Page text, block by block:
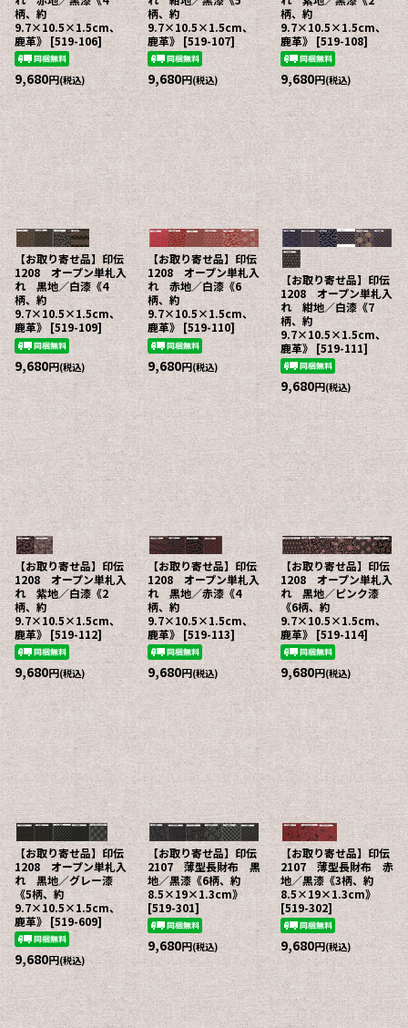
柄、約
9.7×10.5×1.5cm、
鹿革》 [519-106]
9,680円(税込)
柄、約
9.7×10.5×1.5cm、
鹿革》 [519-107]
9,680円(税込)
柄、約
9.7×10.5×1.5cm、
鹿革》 [519-108]
9,680円(税込)
【お取り寄せ品】印伝
1208 オープン単札入
れ 黒地／白漆《4
柄、約
9.7×10.5×1.5cm、
鹿革》 [519-109]
9,680円(税込)
【お取り寄せ品】印伝
1208 オープン単札入
れ 赤地／白漆《6
柄、約
9.7×10.5×1.5cm、
鹿革》 [519-110]
9,680円(税込)
【お取り寄せ品】印伝
1208 オープン単札入
れ 紺地／白漆《7
柄、約
9.7×10.5×1.5cm、
鹿革》 [519-111]
9,680円(税込)
【お取り寄せ品】印伝
1208 オープン単札入
れ 紫地／白漆《2
柄、約
9.7×10.5×1.5cm、
鹿革》 [519-112]
9,680円(税込)
【お取り寄せ品】印伝
1208 オープン単札入
れ 黒地／赤漆《4
柄、約
9.7×10.5×1.5cm、
鹿革》 [519-113]
9,680円(税込)
【お取り寄せ品】印伝
1208 オープン単札入
れ 黒地／ピンク漆
《6柄、約
9.7×10.5×1.5cm、
鹿革》 [519-114]
9,680円(税込)
【お取り寄せ品】印伝
1208 オープン単札入
れ 黒地／グレー漆
《5柄、約
9.7×10.5×1.5cm、
鹿革》 [519-609]
9,680円(税込)
【お取り寄せ品】印伝
2107 薄型長財布 黒
地／黒漆《6柄、約
8.5×19×1.3cm》
[519-301]
9,680円(税込)
【お取り寄せ品】印伝
2107 薄型長財布 赤
地／黒漆《3柄、約
8.5×19×1.3cm》
[519-302]
9,680円(税込)